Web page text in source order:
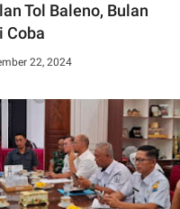
Tol Baleno, Bulan
Coba
22, 2024